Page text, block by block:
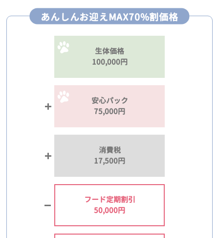
あんしんお迎えMAX70%割価格
生体価格
100,000円
安心パック
75,000円
消費税
17,500円
フード定期割引
50,000円